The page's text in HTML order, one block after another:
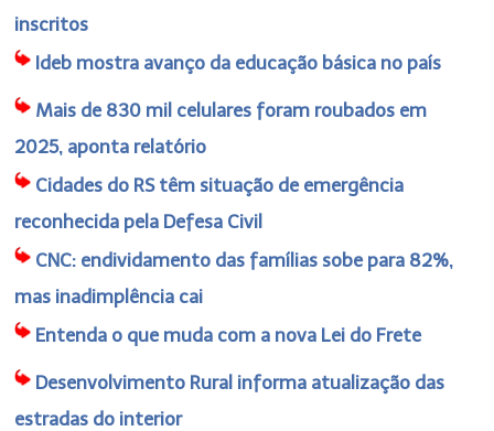
inscritos
Ideb mostra avanço da educação básica no país
Mais de 830 mil celulares foram roubados em
2025, aponta relatório
Cidades do RS têm situação de emergência
reconhecida pela Defesa Civil
CNC: endividamento das famílias sobe para 82%,
mas inadimplência cai
Entenda o que muda com a nova Lei do Frete
Desenvolvimento Rural informa atualização das
estradas do interior